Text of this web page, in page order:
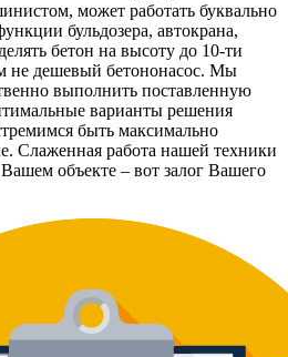
может работать буквально
бульдозера, автокрана,
бетон на высоту до 10-ти
не дешевый бетононасос. Мы
выполнить поставленную
варианты решения
быть максимально
Слаженная работа нашей техники
объекте – вот залог Вашего